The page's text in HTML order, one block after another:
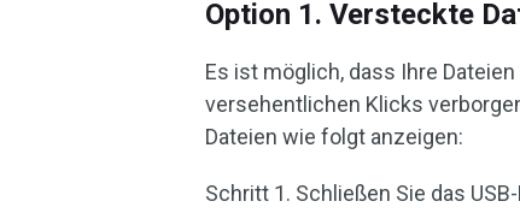
Option 1. Versteckte
Es ist möglich, dass Ihre
versehentlichen Klicks
Dateien wie folgt anzeigen:
Schritt 1. Schließen Sie das